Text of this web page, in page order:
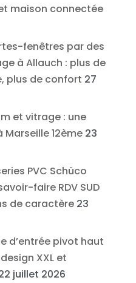
maison connectée
fenêtres par des
à Allauch : plus de
plus de confort 27
et vitrage : une
12ème 23
PVC Schüco
faire RDV SUD
de caractère 23
d’entrée pivot haut
XXL et
juillet 2026